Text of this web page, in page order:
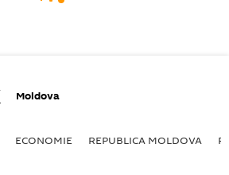
Moldova
ECONOMIE REPUBLICA MOLDOVA